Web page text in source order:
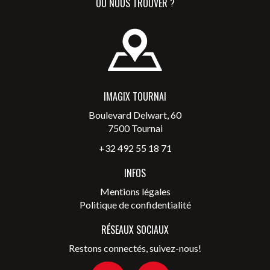
IMAGIX TOURNAI
Boulevard Delwart, 60
7500 Tournai
+32 492 55 18 71
INFOS
Mentions légales
Politique de confidentialité
RÉSEAUX SOCIAUX
Restons connectés, suivez-nous!